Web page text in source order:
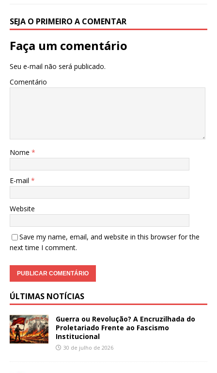
SEJA O PRIMEIRO A COMENTAR
Faça um comentário
Seu e-mail não será publicado.
Comentário
Nome *
E-mail *
Website
Save my name, email, and website in this browser for the
next time I comment.
ÚLTIMAS NOTÍCIAS
Guerra ou Revolução? A Encruzilhada do
Proletariado Frente ao Fascismo
Institucional
30 de julho de 2026